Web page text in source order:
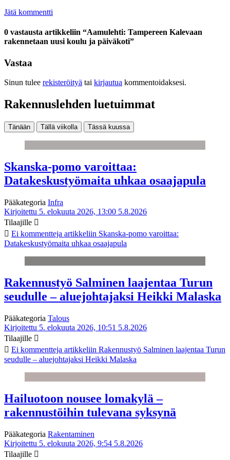
Jätä kommentti
0 vastausta artikkeliin “Aamulehti: Tampereen Kalevaan
rakennetaan uusi koulu ja päiväkoti”
Vastaa
Sinun tulee rekisteröityä tai kirjautua kommentoidaksesi.
Rakennuslehden luetuimmat
Tänään Tällä viikolla Tässä kuussa
Skanska-pomo varoittaa:
Datakeskustyömaita uhkaa osaajapula
Pääkategoria Infra
Kirjoitettu 5. elokuuta 2026, 13:00 5.8.2026
Tilaajille
Ei kommentteja artikkeliin Skanska-pomo varoittaa:
Datakeskustyömaita uhkaa osaajapula
Rakennustyö Salminen laajentaa Turun
seudulle – aluejohtajaksi Heikki Malaska
Pääkategoria Talous
Kirjoitettu 5. elokuuta 2026, 10:51 5.8.2026
Tilaajille
Ei kommentteja artikkeliin Rakennustyö Salminen laajentaa Turun
seudulle – aluejohtajaksi Heikki Malaska
Hailuotoon nousee lomakylä –
rakennustöihin tulevana syksynä
Pääkategoria Rakentaminen
Kirjoitettu 5. elokuuta 2026, 9:54 5.8.2026
Tilaajille